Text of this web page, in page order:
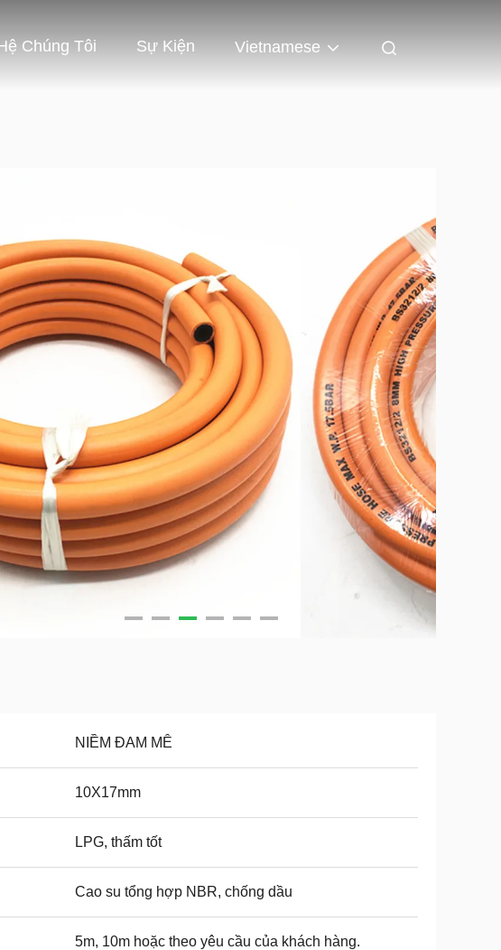
Chúng Tôi Sự Kiện Vietnamese
NIỀM ĐAM MÊ
10X17mm
LPG, thấm tốt
Cao su tổng hợp NBR, chống dầu
5m, 10m hoặc theo yêu cầu của khách hàng.